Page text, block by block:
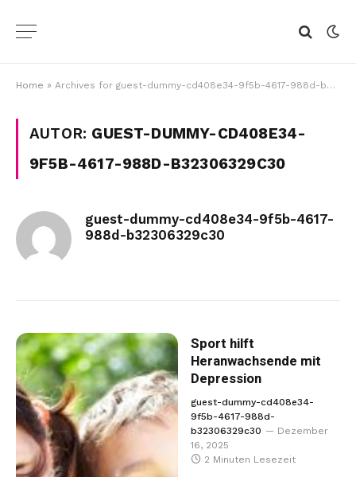
Home » Archives for guest-dummy-cd408e34-9f5b-4617-988d-b32306329c30
AUTOR: GUEST-DUMMY-CD408E34-
9F5B-4617-988D-B32306329C30
guest-dummy-cd408e34-9f5b-4617-
988d-b32306329c30
Sport hilft
Heranwachsende mit
Depression
guest-dummy-cd408e34-
9f5b-4617-988d-
b32306329c30
Dezember
16, 2025
2 Minuten Lesezeit